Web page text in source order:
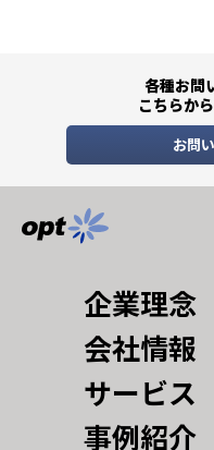
各種お問
こちらか
お問
企業理念
会社情報
サービス
事例紹介